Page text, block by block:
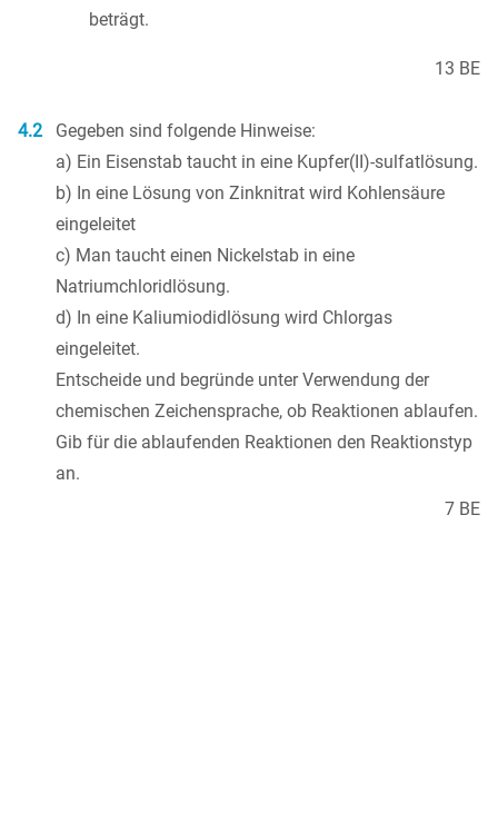
beträgt.
13 BE
4.2
Gegeben sind folgende Hinweise:
a) Ein Eisenstab taucht in eine Kupfer(II)-sulfatlösung.
b) In eine Lösung von Zinknitrat wird Kohlensäure
eingeleitet
c) Man taucht einen Nickelstab in eine
Natriumchloridlösung.
d) In eine Kaliumiodidlösung wird Chlorgas
eingeleitet.
Entscheide und begründe unter Verwendung der
chemischen Zeichensprache, ob Reaktionen ablaufen.
Gib für die ablaufenden Reaktionen den Reaktionstyp
an.
7 BE